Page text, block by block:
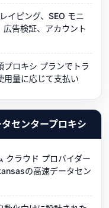
イピング、SEO モニ
広告検証、アカウント
プロキシ プランでトラ
用量に応じて支払い
センタープロキシ
クラウド プロバイダー
の高速データセン